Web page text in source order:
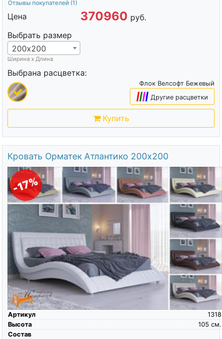
Отзывы покупателей (1)
Цена 370960 руб.
Выбрать размер
200х200
Ширина х Длина
Выбрана расцветка:
Флок Велсофт Бежевый
|||| Другие расцветки
Купить
Кровать Орматек Атлантико 200х200
-17%
Артикул
1318
Высота
см.
105
Состав